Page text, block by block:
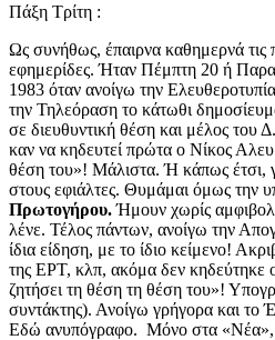
Πάξη Τρίτη :
Ως συνήθως, έπαιρνα καθημερνά τις
εφημερίδες. Ήταν Πέμπτη 20 ή
1983 όταν ανοίγω την
την Τηλεόραση το κάτωθι
σε διευθυντική θέση και μέλος του
καν να κηδευτεί πρώτα ο Νίκος
θέση του»! Μάλιστα. Ή κάπως έτσι,
στους εφιάλτες. Θυμάμαι όμως την
Πρωτογήρου.Ήμουν χωρίς
λένε. Τέλος πάντων, ανοίγω την
ίδια είδηση, με το ίδιο κείμενο!
της ΕΡΤ, κλπ, ακόμα δεν
ζητήσει τη θέση τη θέση του»!
συντάκτης). Ανοίγω γρήγορα και το
Εδώ ανυπόγραφο. Μόνο στα «Νέα»,